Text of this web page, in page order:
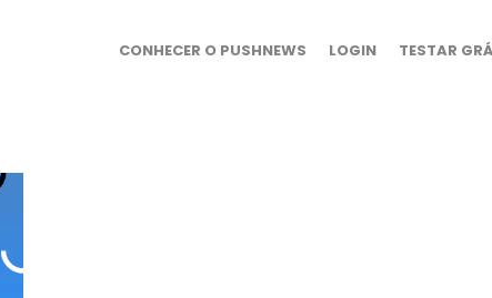
CONHECER O PUSHNEWS LOGIN TESTAR